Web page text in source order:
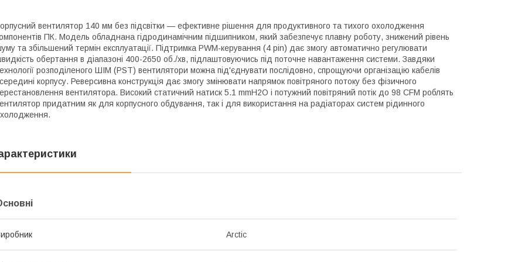
вентилятор 140 мм без підсвітки — ефективне рішення для продуктивного та тихого охолодження
ПК. Модель обладнана гідродинамічним підшипником, який забезпечує плавну роботу, знижений рівень
та збільшений термін експлуатації. Підтримка PWM-керування (4 pin) дає змогу автоматично регулювати
обертання в діапазоні 400-2650 об./хв, підлаштовуючись під поточне навантаження системи. Завдяки
розподіленого ШІМ (PST) вентилятори можна під'єднувати послідовно, спрощуючи організацію кабелів
корпусу. Реверсивна конструкція дає змогу змінювати напрямок повітряного потоку без фізичного
вентилятора. Високий статичний натиск 5.1 mmH2O і потужний повітряний потік до 98 CFM роблять
придатним як для корпусного обдування, так і для використання на радіаторах систем рідинного
Arctic